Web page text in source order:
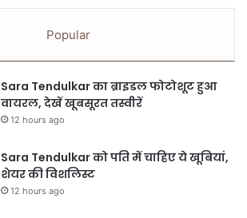
Popular
Sara Tendulkar का ब्राइडल फोटोशूट हुआ
वायरल, देखें खूबसूरत तस्वीरें
12 hours ago
Sara Tendulkar को पति में चाहिए ये खूबियां,
शेयर की विशलिस्ट
12 hours ago